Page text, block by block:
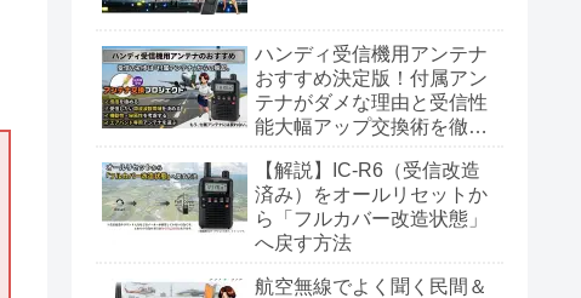
ハンディ受信機用アンテナ
おすすめ決定版！付属アン
テナがダメな理由と受信性
能大幅アップ交換術を徹底
【解説】IC-R6（受信改造
済み）をオールリセットか
ら「フルカバー改造状態」
へ戻す方法
航空無線でよく聞く民間＆